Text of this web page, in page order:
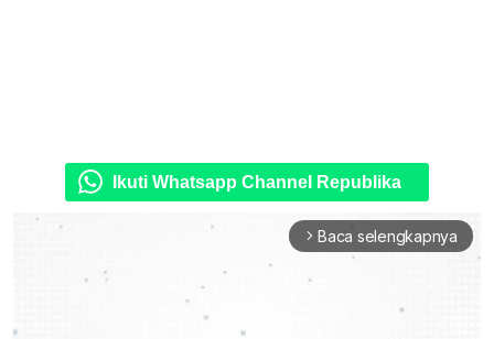
Ikuti Whatsapp Channel Republika
arrow_forward_ios Baca selengkapnya